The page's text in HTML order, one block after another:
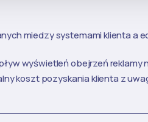
miedzy systemami klienta a
wyświetleń obejrzeń reklamy
koszt pozyskania klienta z